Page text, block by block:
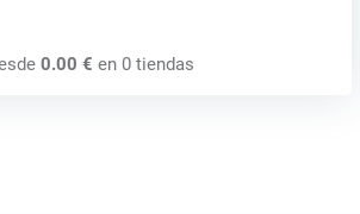
0.00 € en 0 tiendas